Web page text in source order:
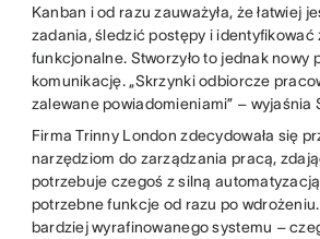
Kanban i od razu zauważyła, że łatwiej
zadania, śledzić postępy i identyfikować
funkcjonalne. Stworzyło to jednak nowy
komunikację. „Skrzynki odbiorcze
zalewane powiadomieniami” – wyjaśnia
Firma Trinny London zdecydowała się
narzędziom do zarządzania pracą,
potrzebuje czegoś z silną
potrzebne funkcje od razu po
bardziej wyrafinowanego systemu –